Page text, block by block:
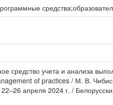
средство учета и анализа
of practices / М. В.
апреля 2024 г. /